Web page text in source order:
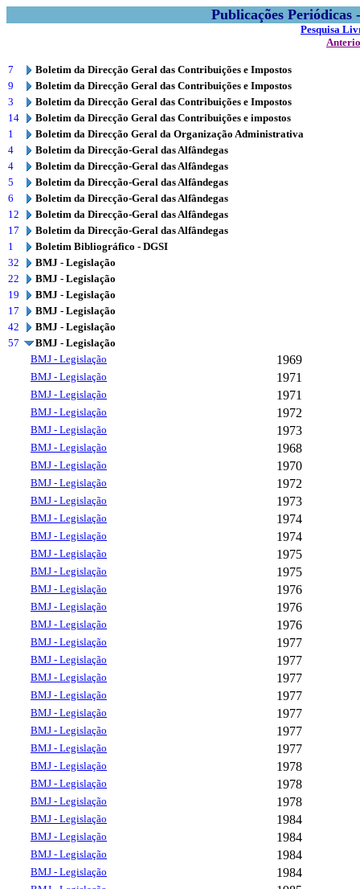
Publicações
Pesquisa
7
Boletim da Direcção Geral das Contribuições e Impostos
9
Boletim da Direcção Geral das Contribuições e Impostos
3
Boletim da Direcção Geral das Contribuições e Impostos
14
Boletim da Direcção Geral das Contribuições e impostos
1
Boletim da Direcção Geral da Organização Administrativa
4
Boletim da Direcção-Geral das Alfândegas
4
Boletim da Direcção-Geral das Alfândegas
5
Boletim da Direcção-Geral das Alfândegas
6
Boletim da Direcção-Geral das Alfândegas
12
Boletim da Direcção-Geral das Alfândegas
17
Boletim da Direcção-Geral das Alfândegas
1
Boletim Bibliográfico - DGSI
32
BMJ - Legislação
22
BMJ - Legislação
19
BMJ - Legislação
17
BMJ - Legislação
42
BMJ - Legislação
57
BMJ - Legislação
BMJ - Legislação
1969
BMJ - Legislação 1971
BMJ - Legislação 1971
BMJ - Legislação 1972
BMJ - Legislação 1973
BMJ - Legislação 1968
BMJ - Legislação 1970
BMJ - Legislação 1972
BMJ - Legislação 1973
BMJ - Legislação 1974
BMJ - Legislação 1974
BMJ - Legislação 1975
BMJ - Legislação 1975
BMJ - Legislação 1976
BMJ - Legislação 1976
BMJ - Legislação 1976
BMJ - Legislação 1977
BMJ - Legislação 1977
BMJ - Legislação 1977
BMJ - Legislação 1977
BMJ - Legislação 1977
BMJ - Legislação 1977
BMJ - Legislação 1977
BMJ - Legislação 1978
BMJ - Legislação 1978
BMJ - Legislação 1978
BMJ - Legislação 1984
BMJ - Legislação 1984
BMJ - Legislação 1984
BMJ - Legislação 1984